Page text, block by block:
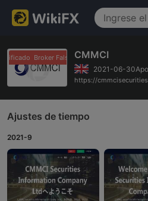
Broker FalsificadoCMMCI
2021-06-
https://
Ajustes de tiempo
2021-9